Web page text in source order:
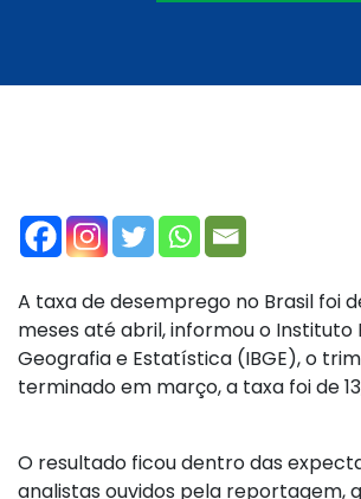
A taxa de desemprego no Brasil foi
meses até abril, informou o Instituto
Geografia e Estatística (IBGE), o
terminado em março, a taxa foi de
O resultado ficou dentro das
analistas ouvidos pela reportagem,